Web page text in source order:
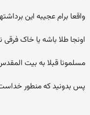
واقعا برام عجیبه این
اونجا طلا باشه یا خاک فرقی
مسلمونا قبلا به بیت
پس بدونید که منطور